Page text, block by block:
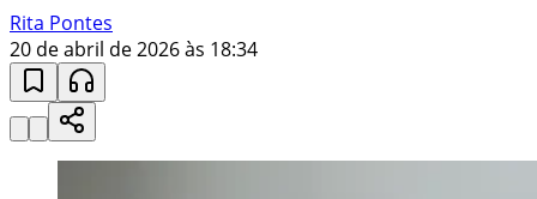
Rita Pontes
20 de abril de 2026 às 18:34